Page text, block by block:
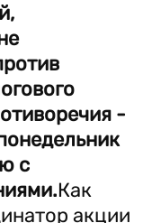
-
с
Как
акции